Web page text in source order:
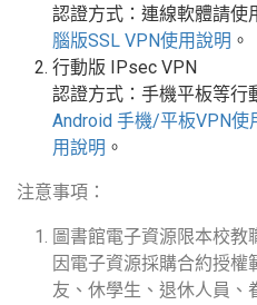
認證方式：連線軟體請使
腦版SSL VPN使用說明 。
行動版
IPsec VPN
認證方式：手機平板等行
Android 手機/平板VPN使
用說明 。
注意事項：
圖書館電子資源限本校教
因電子資源採購合約授
友、休學生、退休人員、